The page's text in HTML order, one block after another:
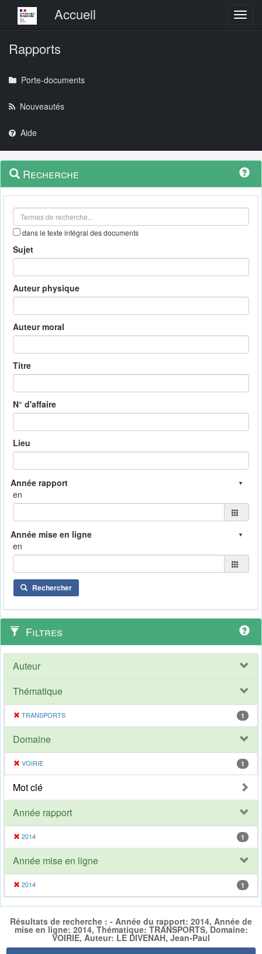
Menu principalAccueil
Rapports
Porte-documents
Nouveautés
Aide
Navigation
outils
Menu
contextuel
Recherche
dans le texte intégral des documents
Sujet
Auteur physique
Auteur moral
Titre
N° d'affaire
Lieu
en
en
Rechercher
Filtres
Auteur
Thématique
TRANSPORTS 1
Domaine
VOIRIE 1
Mot clé
Année rapport
2014 1
Année mise en ligne
2014 1
Résultats de recherche : - Année du rapport: 2014, Année de
mise en ligne: 2014, Thématique: TRANSPORTS, Domaine:
VOIRIE, Auteur: LE DIVENAH, Jean-Paul